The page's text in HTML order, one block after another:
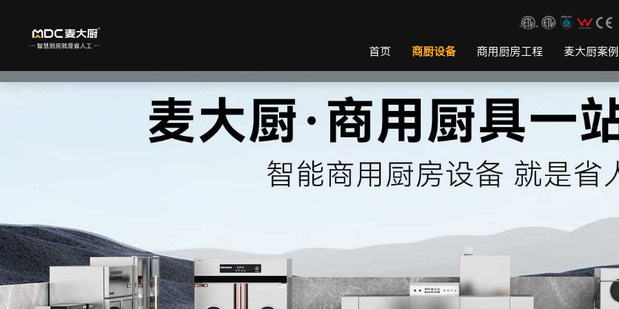
首页 商厨设备 商用厨房工程 麦大厨案例